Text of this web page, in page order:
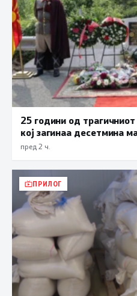
25 години од
кој загинаа десетмина
пред 2 ч.
ПРИЛОГ